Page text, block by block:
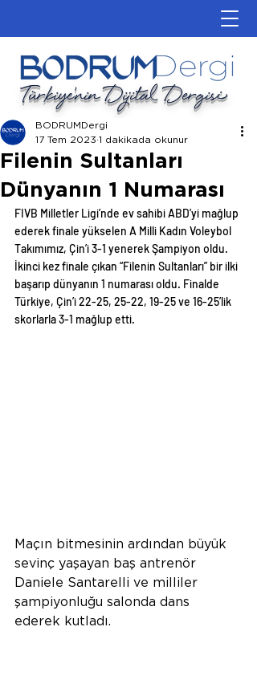
Türkiye'nin Dijital Dergisi
Filenin Sultanları
Dünyanın 1 Numarası
BODRUMDergi
17 Tem 2023 1 dakikada okunur
FIVB Milletler Ligi’nde ev sahibi ABD’yi mağlup
ederek finale yükselen A Milli Kadın Voleybol
Takımımız, Çin’i 3-1 yenerek Şampiyon oldu.
İkinci kez finale çıkan “Filenin Sultanları” bir ilki
başarıp dünyanın 1 numarası oldu. Finalde
Türkiye, Çin’i 22-25, 25-22, 19-25 ve 16-25’lik
skorlarla 3-1 mağlup etti.
Maçın bitmesinin ardından büyük
sevinç yaşayan baş antrenör
Daniele Santarelli ve milliler
şampiyonluğu salonda dans
ederek kutladı.